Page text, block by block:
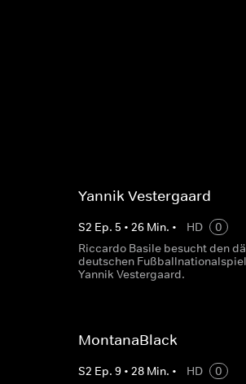
Yannik Vestergaard
S2 Ep. 5 • 26Min. • HD
0
Riccardo Basile besucht den
deutschen
Yannik Vestergaard.
MontanaBlack
S2 Ep. 9• 28Min. • HD
0